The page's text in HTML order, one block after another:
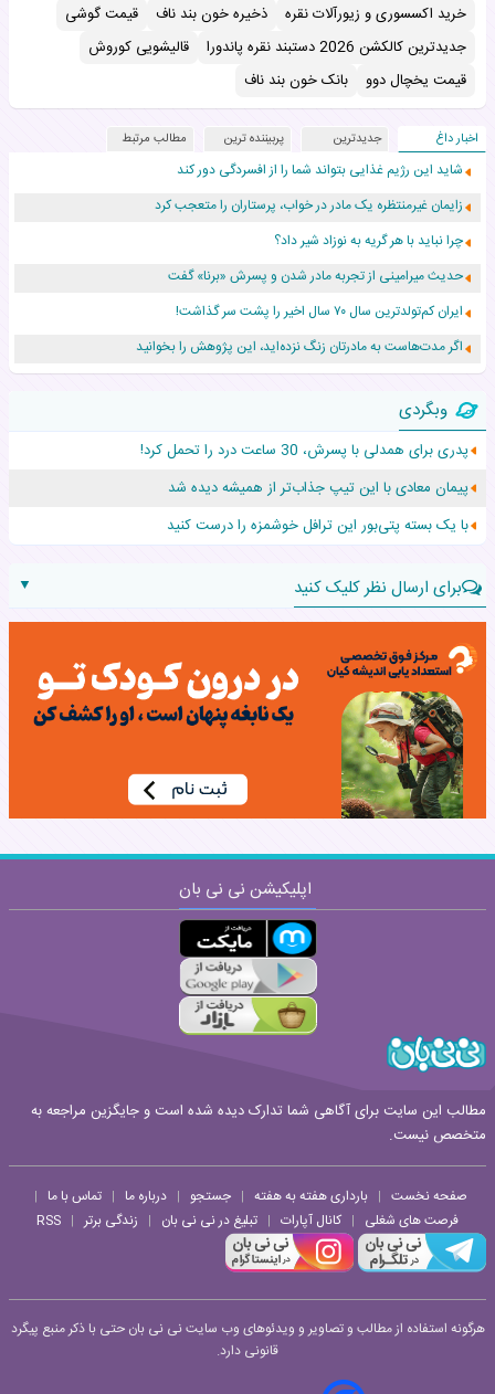
خرید اکسسوری و زیورآلات نقره ذخیره خون بند ناف
قیمت گوشی
جدیدترین کالکشن 2026 دستبند نقره پاندورا
قالیشویی کوروش
قیمت یخچال دوو
بانک خون بند ناف
اخبار داغ جدیدترین پربیننده ترین مطالب مرتبط
شاید این رژیم غذایی بتواند شما را از افسردگی دور کند
زایمان غیرمنتظره یک مادر در خواب، پرستاران را متعجب کرد
چرا نباید با هر گریه به نوزاد شیر داد؟
حدیث میرامینی از تجربه مادر شدن و پسرش «برنا» گفت
ایران کم‌تولدترین سال ۷۰ سال اخیر را پشت سر گذاشت!
اگر مدت‌هاست به مادرتان زنگ نزده‌اید، این پژوهش را بخوانید
نجات نوزاد رهاشده با اقدام اورژانس در سردشت
۵۵۹ نوزاد در پرو با نام «هالند» به دنیا آمدند!
زن ۲۴ ساله پس از درمان سرطان رحم، مادر شد
افزایش قد این دختر، چند میلیون دلار برای پدرش خرج داشته
وبگردی
پدری برای همدلی با پسرش، 30 ساعت درد را تحمل کرد!
پیمان معادی با این تیپ جذاب‌تر از همیشه دیده شد
با یک بسته پتی‌بور این ترافل خوشمزه را درست کنید
برای ارسال نظر کلیک کنید
▼
نام:
نظر:
اپلیکیشن نی نی بان
مطالب این سایت برای آگاهی شما تدارک دیده شده است و جایگزین مراجعه به
متخصص نیست.
صفحه نخست | بارداری هفته به هفته | جستجو | درباره ما | تماس با ما |
فرصت های شغلی | کانال آپارات | تبلیغ در نی نی بان | زندگی برتر |
RSS
هرگونه استفاده از مطالب و تصاویر و ویدئوهای وب سایت نی نی بان حتی با ذکر منبع پیگرد
قانونی دارد.